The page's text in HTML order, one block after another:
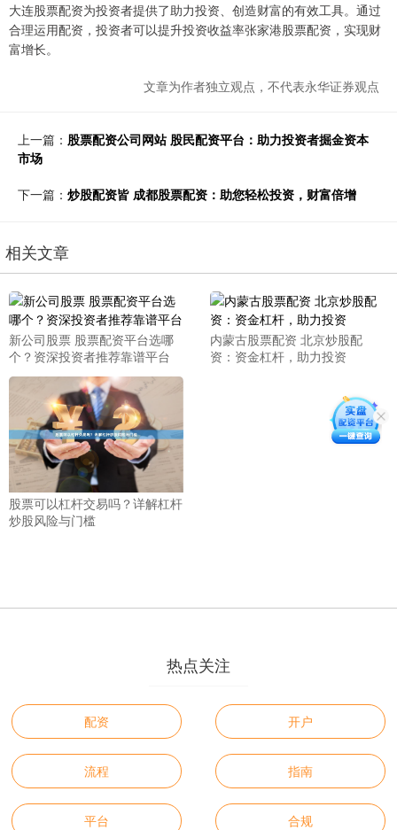
大连股票配资为投资者提供了助力投资、创造财富的有效工具。通过
合理运用配资，投资者可以提升投资收益率张家港股票配资，实现财
富增长。
文章为作者独立观点，不代表永华证券观点
上一篇： 股票配资公司网站 股民配资平台：助力投资者掘金资本
市场
下一篇： 炒股配资皆 成都股票配资：助您轻松投资，财富倍增
相关文章
新公司股票 股票配资平台选哪
个？资深投资者推荐靠谱平台
内蒙古股票配资 北京炒股配
资：资金杠杆，助力投资
股票可以杠杆交易吗？详解杠杆
炒股风险与门槛
热点关注
配资 开户
流程 指南
平台 合规